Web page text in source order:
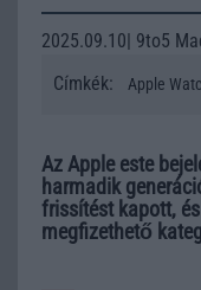
2025.09.10| 9to5
Címkék:
Apple
Az Apple este
harmadik
frissítést kapott,
megfizethető